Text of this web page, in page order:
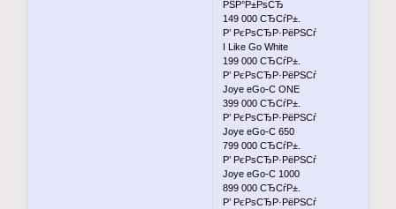
РЅР°Р±РѕСЂ
149 000 СЂСѓР±.
Р’ РєРѕСЂР·РёРЅСѓ
I Like Go White
199 000 СЂСѓР±.
Р’ РєРѕСЂР·РёРЅСѓ
Joye eGo-C ONE
399 000 СЂСѓР±.
Р’ РєРѕСЂР·РёРЅСѓ
Joye eGo-C 650
799 000 СЂСѓР±.
Р’ РєРѕСЂР·РёРЅСѓ
Joye eGo-C 1000
899 000 СЂСѓР±.
Р’ РєРѕСЂР·РёРЅСѓ